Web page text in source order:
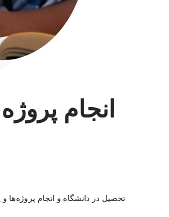
انجام
تحصیل در دانشگاه و انجام